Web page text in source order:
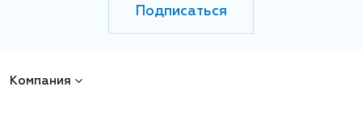
Подписаться
Компания